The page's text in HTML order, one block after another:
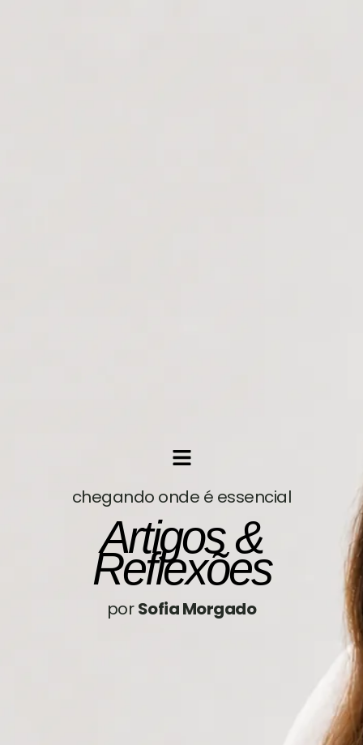
chegando onde é essencial
Artigos &
Reflexões
porSofia Morgado